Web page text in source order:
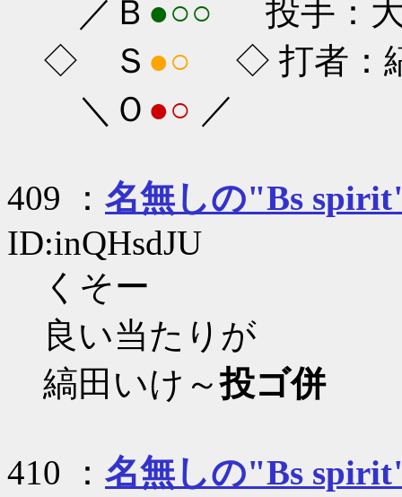
／Ｂ ●○○ 投手：大
◇ Ｓ ●○ ◇ 打者：
＼Ｏ ●○ ／
409 ： 名無しの"Bs
ID:inQHsdJU
くそー
良い当たりが
縞田いけ～投ゴ併
410 ： 名無しの"Bs